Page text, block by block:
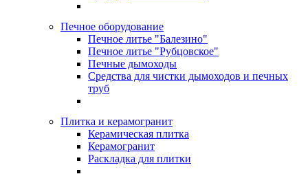
Печное оборудование
Печное литье "Балезино"
Печное литье "Рубцовское"
Печные дымоходы
Средства для чистки дымоходов и печных
труб
Плитка и керамогранит
Керамическая плитка
Керамогранит
Раскладка для плитки